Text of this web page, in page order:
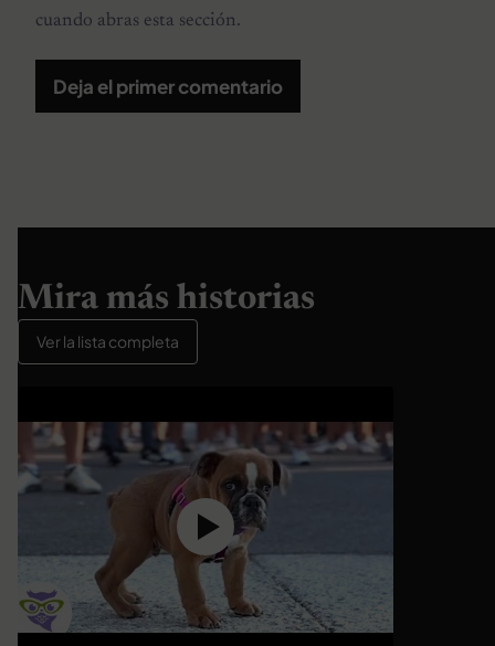
cuando abras esta sección.
Deja el primer comentario
Mira más historias
Ver la lista completa